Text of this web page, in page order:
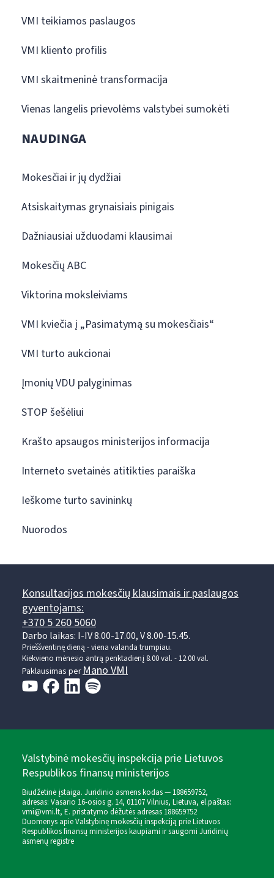
VMI teikiamos paslaugos
VMI kliento profilis
VMI skaitmeninė transformacija
Vienas langelis prievolėms valstybei sumokėti
NAUDINGA
Mokesčiai ir jų dydžiai
Atsiskaitymas grynaisiais pinigais
Dažniausiai užduodami klausimai
Mokesčių ABC
Viktorina moksleiviams
VMI kviečia į „Pasimatymą su mokesčiais“
VMI turto aukcionai
Įmonių VDU palyginimas
STOP šešėliui
Krašto apsaugos ministerijos informacija
Interneto svetainės atitikties paraiška
Ieškome turto savininkų
Nuorodos
Konsultacijos mokesčių klausimais ir paslaugos
gyventojams:
+370 5 260 5060
Darbo laikas: I-IV 8.00-17.00, V 8.00-15.45.
Prieššventinę dieną - viena valanda trumpiau.
Kiekvieno mėnesio antrą penktadienį 8.00 val. - 12.00 val.
Paklausimas perMano VMI
Valstybinė mokesčių inspekcija prie Lietuvos
Respublikos finansų ministerijos
Biudžetinė įstaiga. Juridinio asmens kodas — 188659752,
adresas: Vasario 16-osios g. 14, 01107 Vilnius, Lietuva, el.paštas:
vmi@vmi.lt, E. pristatymo dėžutės adresas 188659752
Duomenys apie Valstybinę mokesčių inspekciją prie Lietuvos
Respublikos finansų ministerijos kaupiami ir saugomi Juridinių
asmenų registre